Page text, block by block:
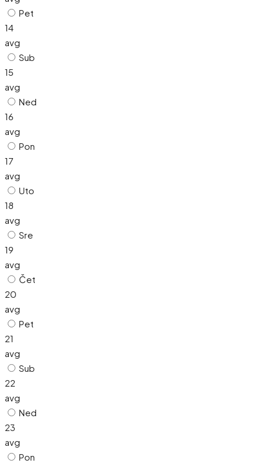
Pet
14
avg
Sub
15
avg
Ned
16
avg
Pon
17
avg
Uto
18
avg
Sre
19
avg
Čet
20
avg
Pet
21
avg
Sub
22
avg
Ned
23
avg
Pon